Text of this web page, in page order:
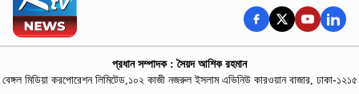
প্রধান সম্পাদক : সৈয়দ আশিক রহমান
বেঙ্গল মিডিয়া করপোরেশন লিমিটেড,১০২ কাজী নজরুল ইসলাম এভিনিউ কারওয়ান বাজার, ঢাকা-১২১৫